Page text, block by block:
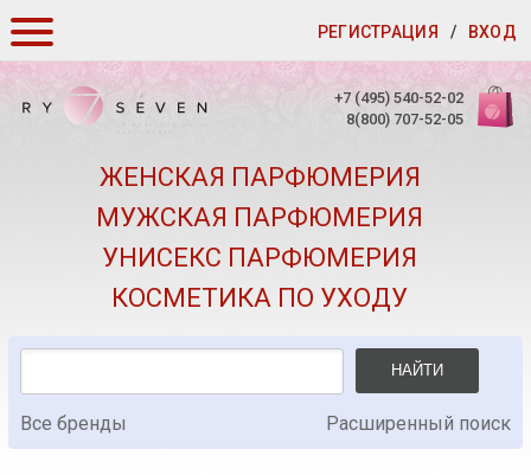
РЕГИСТРАЦИЯ / ВХОД
КАК ЗАКАЗАТЬ
СКИДКИ
КОНТАКТЫ
О КАЧЕСТВЕ
ПОДАРКИ К ЗАКАЗАМ
+7 (495) 540-52-02
8(800) 707-52-05
ЖЕНСКАЯ ПАРФЮМЕРИЯ
МУЖСКАЯ ПАРФЮМЕРИЯ
УНИСЕКС ПАРФЮМЕРИЯ
КОСМЕТИКА ПО УХОДУ
НАЙТИ
Все бренды Расширенный поиск